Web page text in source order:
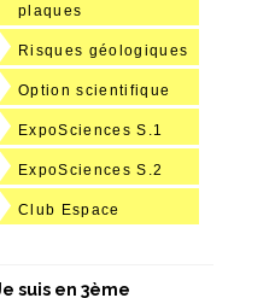
plaques
Risques géologiques
Option scientifique
ExpoSciences S.1
ExpoSciences S.2
Club Espace
suis en 3ème